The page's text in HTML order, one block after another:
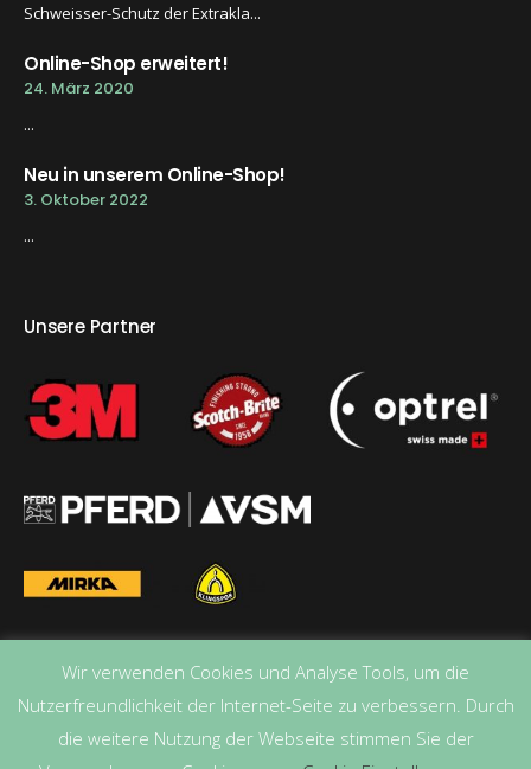
Schweisser-Schutz der Extrakla...
Online-Shop erweitert!
24. März 2020
...
Neu in unserem Online-Shop!
3. Oktober 2022
...
Unsere Partner
Wir verwenden Cookies und Analyse Tools, um die
Nutzerfreundlichkeit der Internet-Seite zu verbessern. Durch
die weitere Nutzung der Webseite stimmen Sie der